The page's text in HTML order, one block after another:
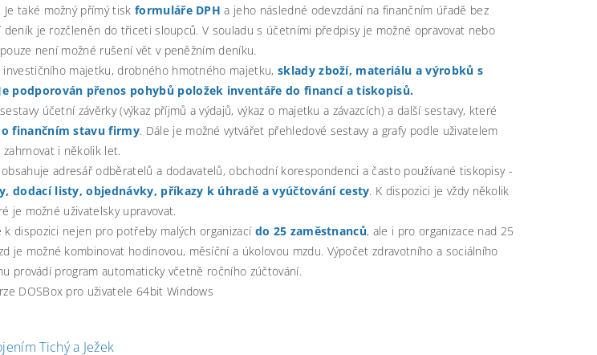
Je také možný přímý tisk formuláře DPH a jeho následné odevzdání na finančním úřadě bez
deník je rozčleněn do třiceti sloupců. V souladu s účetními předpisy je možné opravovat nebo
není možné rušení vět v peněžním deníku.
majetku, drobného hmotného majetku, sklady zboží, materiálu a výrobků s
podporován přenos pohybů položek inventáře do financí a tiskopisů.
účetní závěrky (výkaz příjmů a výdajů, výkaz o majetku a závazcích) a další sestavy, které
finančním stavu firmy. Dále je možné vytvářet přehledové sestavy a grafy podle uživatelem
i několik let.
obsahuje adresář odběratelů a dodavatelů, obchodní korespondenci a často používané tiskopisy -
dodací listy, objednávky, příkazy k úhradě a vyúčtování cesty. K dispozici je vždy několik
je možné uživatelsky upravovat.
dispozici nejen pro potřeby malých organizací do 25 zaměstnanců, ale i pro organizace nad 25
je možné kombinovat hodinovou, měsíční a úkolovou mzdu. Výpočet zdravotního a sociálního
provádí program automaticky včetně ročního zúčtování.
DOSBox pro uživatele 64bit Windows
Tichý a Ježek